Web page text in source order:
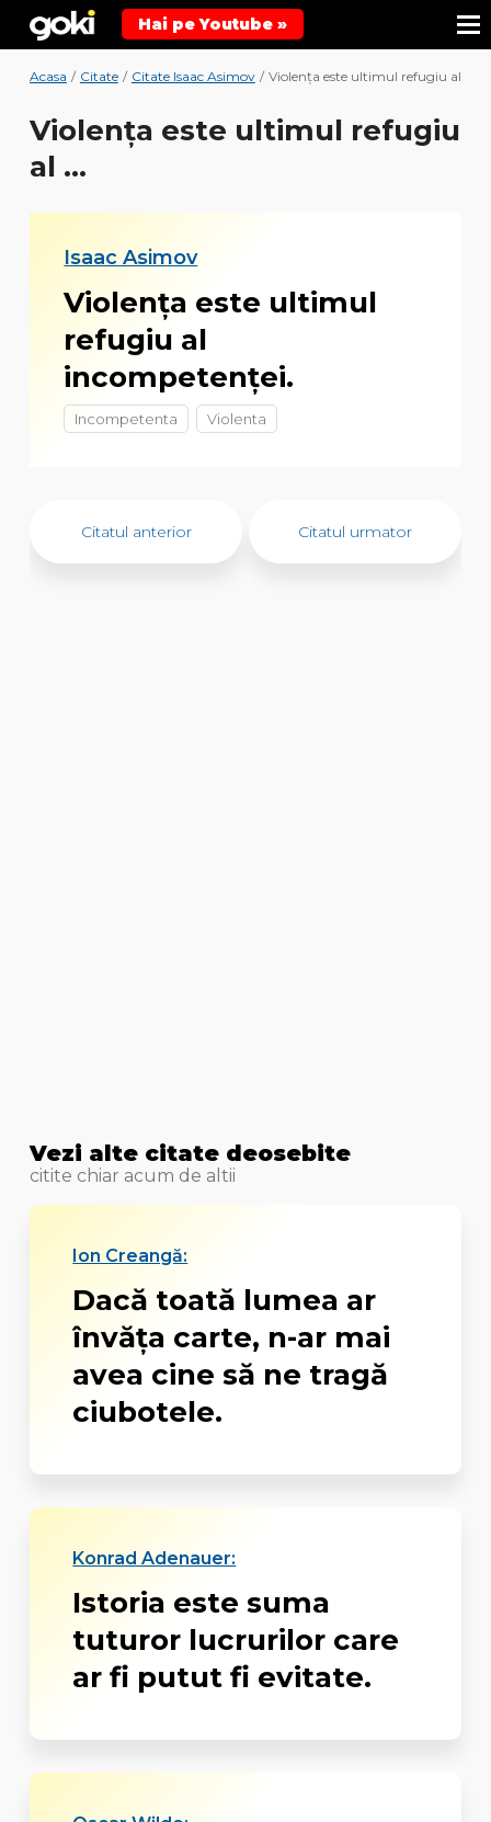
Hai pe Youtube »
Acasa / Citate / Citate Isaac Asimov / Violența este ultimul refugiu al ...
Violența este ultimul refugiu
al ...
Isaac Asimov
Violența este ultimul
refugiu al
incompetenței.
Incompetenta Violenta
Citatul anterior Citatul urmator
Vezi alte citate deosebite
citite chiar acum de altii
Ion Creangă:
Dacă toată lumea ar
învăţa carte, n-ar mai
avea cine să ne tragă
ciubotele.
Konrad Adenauer:
Istoria este suma
tuturor lucrurilor care
ar fi putut fi evitate.